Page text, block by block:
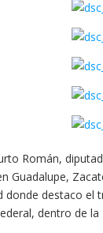
Román,
Guadalupe,
donde destaco el
dentro de la